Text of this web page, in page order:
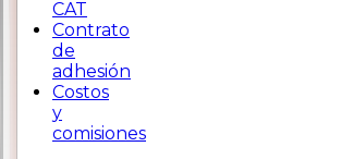
CAT
Contrato
de
adhesión
Costos
y
comisiones